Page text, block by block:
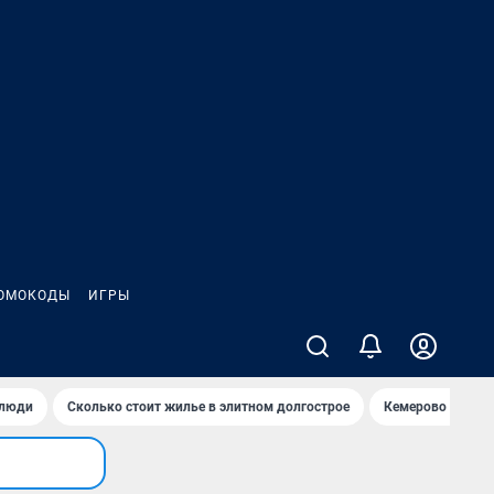
ИГРЫ
люди Сколько стоит жилье в элитном долгострое Кемерово —